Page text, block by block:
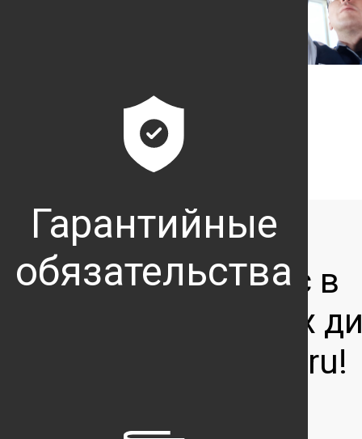
Гарантийные
обязательства
Мы ждём Вас в
официальных
центрах Subaru!
Записаться на сервис